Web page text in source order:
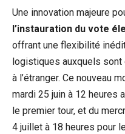
Une ‍innovation majeure
l’instauration du‌ vote‌
offrant une⁢ flexibilité
logistiques auxquels
⁢à l’étranger. Ce⁤ nouveau
mardi 25 juin à 12 heures
le premier⁢ tour, et ‍du
4⁣ juillet à 18 ‌heures pour